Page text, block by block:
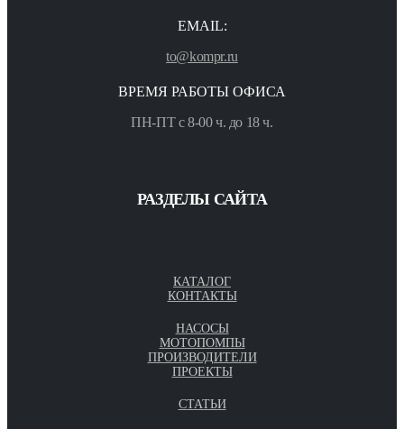
EMAIL:
to@kompr.ru
ВРЕМЯ РАБОТЫ ОФИСА
ПН-ПТ с 8-00 ч. до 18 ч.
РАЗДЕЛЫ САЙТА
КАТАЛОГ
КОНТАКТЫ
НАСОСЫ
МОТОПОМПЫ
ПРОИЗВОДИТЕЛИ
ПРОЕКТЫ
СТАТЬИ